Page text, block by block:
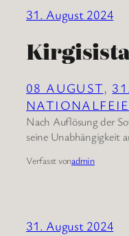
31. August 2024
08 AUGUST,
Nach Auflösung der
seine Unabhängigkeit
Verfasst vonadmin
31. August 2024